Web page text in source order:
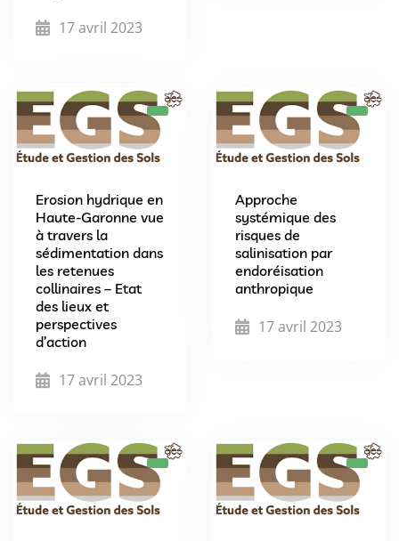
17 avril 2023
Erosion hydrique en
Haute-Garonne vue
à travers la
sédimentation dans
les retenues
collinaires – Etat
des lieux et
perspectives
d’action
17 avril 2023
Approche
systémique des
risques de
salinisation par
endoréisation
anthropique
17 avril 2023